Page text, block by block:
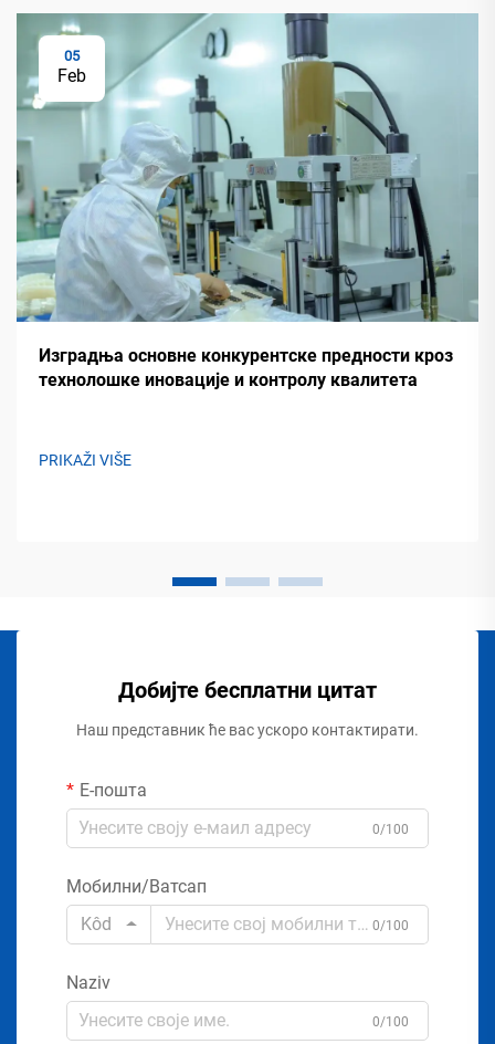
05
Feb
Изградња основне конкурентске предности кроз
технолошке иновације и контролу квалитета
PRIKAŽI VIŠE
Добијте бесплатни цитат
Наш представник ће вас ускоро контактирати.
Е-пошта
0/100
Мобилни/Ватсап
Kôd
0/100
Naziv
0/100